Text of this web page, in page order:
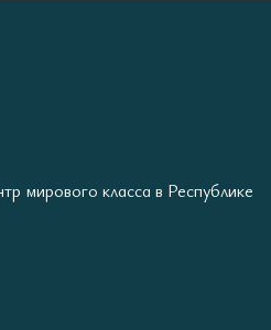
мирового класса в Республике